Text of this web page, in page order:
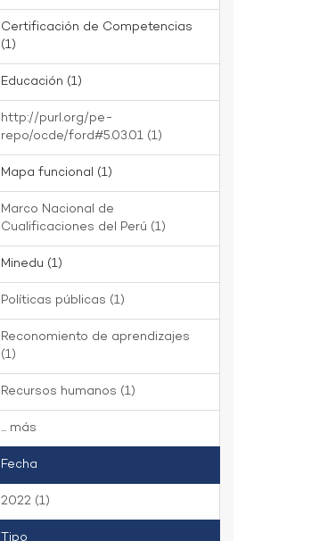
Certificación de Competencias
(1)
Educación (1)
http://purl.org/pe-
repo/ocde/ford#5.03.01 (1)
Mapa funcional (1)
Marco Nacional de
Cualificaciones del Perú (1)
Minedu (1)
Políticas públicas (1)
Reconomiento de aprendizajes
(1)
Recursos humanos (1)
... más
Fecha
2022 (1)